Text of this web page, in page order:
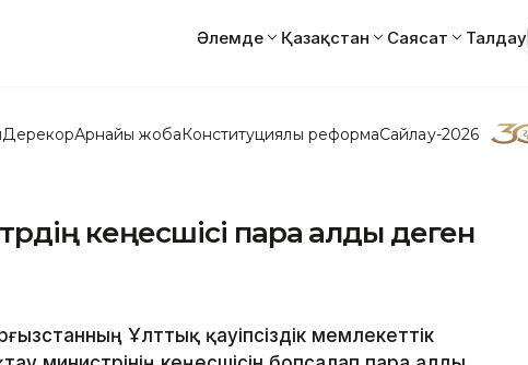
Әлемде Қазақстан Саясат Талдау
ДерекқорАрнайы жобаКонституциялық реформаСайлау-2026
кеңесшісі пара алды деген
Ұлттық қауіпсіздік мемлекеттік